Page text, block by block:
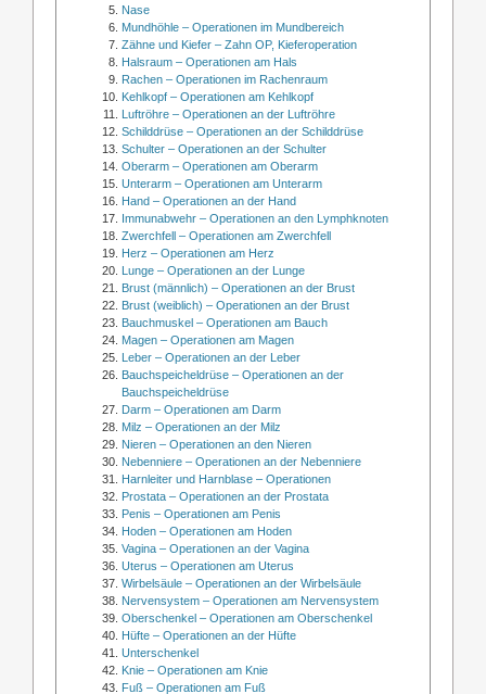
Nase
Mundhöhle – Operationen im Mundbereich
Zähne und Kiefer – Zahn OP, Kieferoperation
Halsraum – Operationen am Hals
Rachen – Operationen im Rachenraum
Kehlkopf – Operationen am Kehlkopf
Luftröhre – Operationen an der Luftröhre
Schilddrüse – Operationen an der Schilddrüse
Schulter – Operationen an der Schulter
Oberarm – Operationen am Oberarm
Unterarm – Operationen am Unterarm
Hand – Operationen an der Hand
Immunabwehr – Operationen an den Lymphknoten
Zwerchfell – Operationen am Zwerchfell
Herz – Operationen am Herz
Lunge – Operationen an der Lunge
Brust (männlich) – Operationen an der Brust
Brust (weiblich) – Operationen an der Brust
Bauchmuskel – Operationen am Bauch
Magen – Operationen am Magen
Leber – Operationen an der Leber
Bauchspeicheldrüse – Operationen an der
Bauchspeicheldrüse
Darm – Operationen am Darm
Milz – Operationen an der Milz
Nieren – Operationen an den Nieren
Nebenniere – Operationen an der Nebenniere
Harnleiter und Harnblase – Operationen
Prostata – Operationen an der Prostata
Penis – Operationen am Penis
Hoden – Operationen am Hoden
Vagina – Operationen an der Vagina
Uterus – Operationen am Uterus
Wirbelsäule – Operationen an der Wirbelsäule
Nervensystem – Operationen am Nervensystem
Oberschenkel – Operationen am Oberschenkel
Hüfte – Operationen an der Hüfte
Unterschenkel
Knie – Operationen am Knie
Fuß – Operationen am Fuß